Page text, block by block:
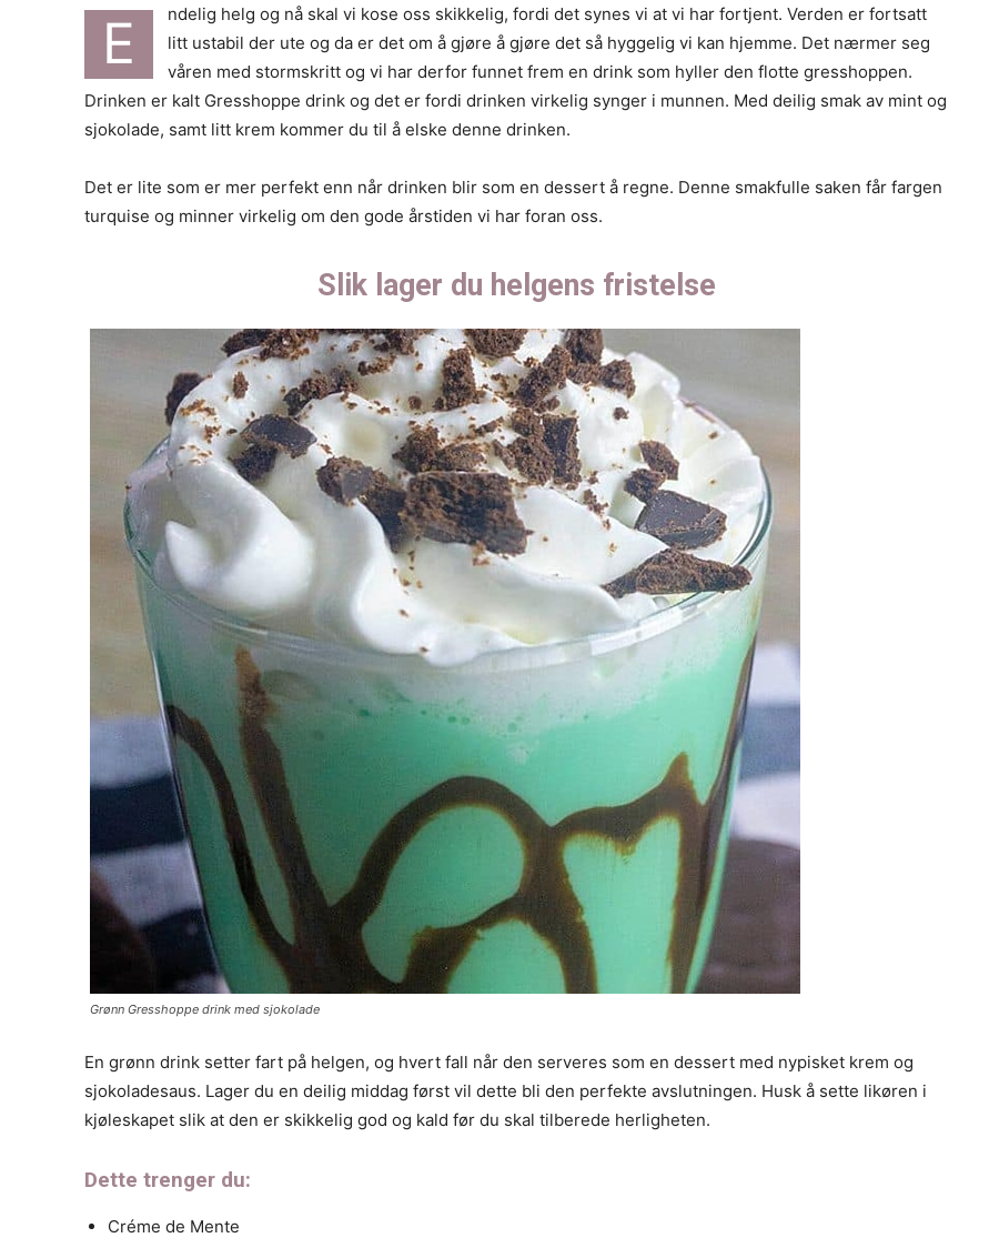
E
ndelig helg og nå skal vi kose oss skikkelig, fordi det synes vi at vi har fortjent. Verden er fortsatt
litt ustabil der ute og da er det om å gjøre å gjøre det så hyggelig vi kan hjemme. Det nærmer seg
våren med stormskritt og vi har derfor funnet frem en drink som hyller den flotte gresshoppen.
Drinken er kalt Gresshoppe drink og det er fordi drinken virkelig synger i munnen. Med deilig smak av mint og
sjokolade, samt litt krem kommer du til å elske denne drinken.
Det er lite som er mer perfekt enn når drinken blir som en dessert å regne. Denne smakfulle saken får fargen
turquise og minner virkelig om den gode årstiden vi har foran oss.
Slik lager du helgens fristelse
Grønn Gresshoppe drink med sjokolade
En grønn drink setter fart på helgen, og hvert fall når den serveres som en dessert med nypisket krem og
sjokoladesaus. Lager du en deilig middag først vil dette bli den perfekte avslutningen. Husk å sette likøren i
kjøleskapet slik at den er skikkelig god og kald før du skal tilberede herligheten.
Dette trenger du:
Créme de Mente